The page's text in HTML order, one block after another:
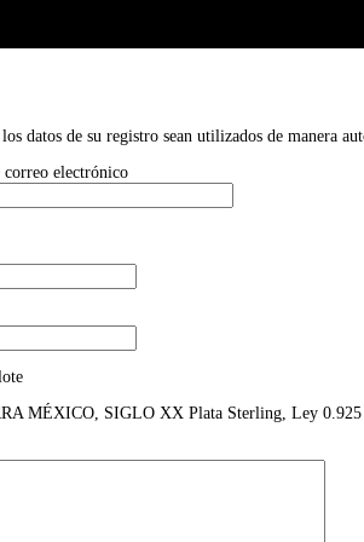
los datos de su registro sean utilizados de manera
electrónico
MÉXICO, SIGLO XX Plata Sterling, Ley 0.925